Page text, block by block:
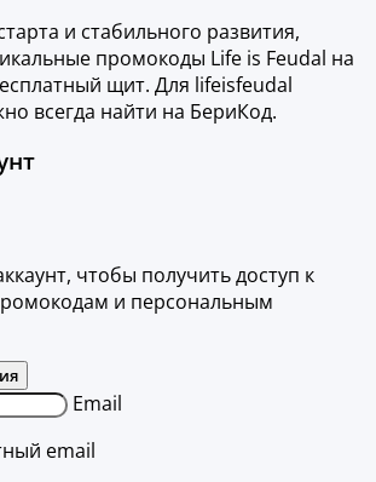
и стабильного развития,
промокоды Life is Feudal на
щит. Для lifeisfeudal
всегда найти на БериКод.
чтобы получить доступ к
и персональным
Email
email